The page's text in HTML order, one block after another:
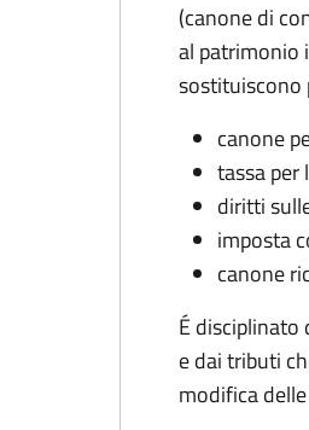
(canone di
al patrimonio
sostituiscono
canone
tassa per
diritti
imposta
canone
É disciplinato
e dai tributi
modifica